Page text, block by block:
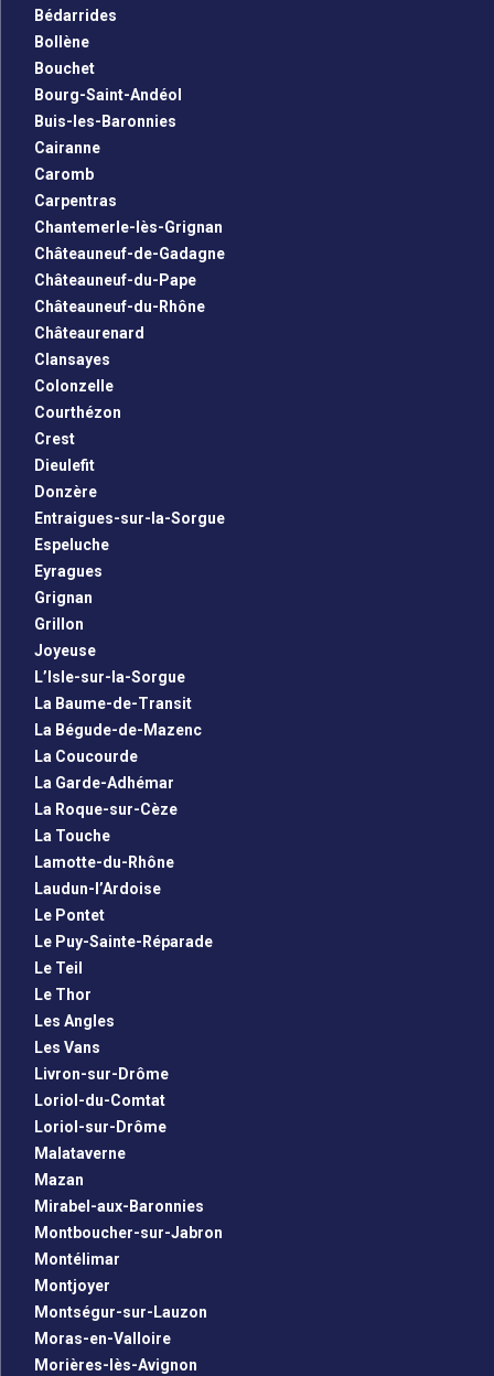
Bédarrides
Bollène
Bouchet
Bourg-Saint-Andéol
Buis-les-Baronnies
Cairanne
Caromb
Carpentras
Chantemerle-lès-Grignan
Châteauneuf-de-Gadagne
Châteauneuf-du-Pape
Châteauneuf-du-Rhône
Châteaurenard
Clansayes
Colonzelle
Courthézon
Crest
Dieulefit
Donzère
Entraigues-sur-la-Sorgue
Espeluche
Eyragues
Grignan
Grillon
Joyeuse
L’Isle-sur-la-Sorgue
La Baume-de-Transit
La Bégude-de-Mazenc
La Coucourde
La Garde-Adhémar
La Roque-sur-Cèze
La Touche
Lamotte-du-Rhône
Laudun-l’Ardoise
Le Pontet
Le Puy-Sainte-Réparade
Le Teil
Le Thor
Les Angles
Les Vans
Livron-sur-Drôme
Loriol-du-Comtat
Loriol-sur-Drôme
Malataverne
Mazan
Mirabel-aux-Baronnies
Montboucher-sur-Jabron
Montélimar
Montjoyer
Montségur-sur-Lauzon
Moras-en-Valloire
Morières-lès-Avignon